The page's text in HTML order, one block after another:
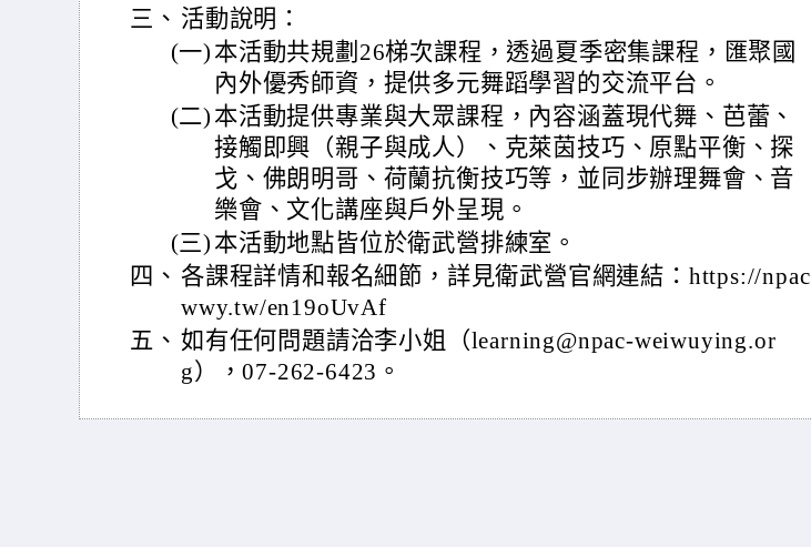
三、 活動說明：
(一) 本活動共規劃26梯次課程，透過夏季密集課程，匯聚國
內外優秀師資，提供多元舞蹈學習的交流平台。
(二) 本活動提供專業與大眾課程，內容涵蓋現代舞、芭蕾、
接觸即興（親子與成人）、克萊茵技巧、原點平衡、探
戈、佛朗明哥、荷蘭抗衡技巧等，並同步辦理舞會、音
樂會、文化講座與戶外呈現。
(三) 本活動地點皆位於衛武營排練室。
四、 各課程詳情和報名細節，詳見衛武營官網連結：https://npac
wwy.tw/en19oUvAf
五、 如有任何問題請洽李小姐（learning@npac-weiwuying.or
g），07-262-6423。